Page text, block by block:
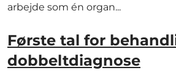
arbejde som én organ...
Første tal for
dobbeltdiagnose